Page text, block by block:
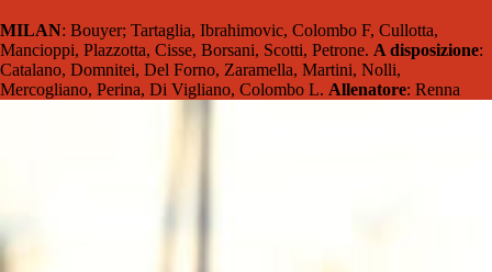
MILAN: Bouyer; Tartaglia, Ibrahimovic, Colombo F, Cullotta,
Mancioppi, Plazzotta, Cisse, Borsani, Scotti, Petrone. A disposizione:
Catalano, Domnitei, Del Forno, Zaramella, Martini, Nolli,
Mercogliano, Perina, Di Vigliano, Colombo L. Allenatore: Renna